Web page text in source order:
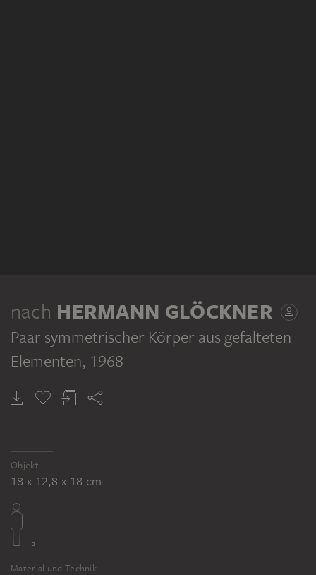
nach HERMANN GLÖCKNER
Paar symmetrischer Körper aus gefalteten
Elementen, 1968
Objekt
18 x 12,8 x 18 cm
Material und Technik